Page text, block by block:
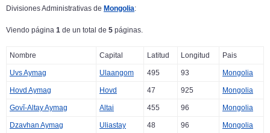
Divisiones Administrativas de Mongolia:
Viendo página 1 de un total de 5 páginas.
Nombre Capital Latitud Longitud Pais
Uvs Aymag Ulaangom 495 93 Mongolia
Hovd Aymag Hovd 47 925 Mongolia
Govĭ-Altay Aymag Altai 455 96 Mongolia
Dzavhan Aymag Uliastay 48 96 Mongolia